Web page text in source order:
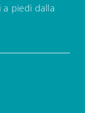
a piedi dalla